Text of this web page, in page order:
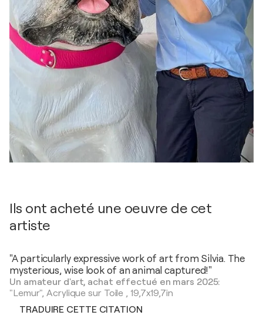
Ils ont acheté une oeuvre de cet
artiste
"A particularly expressive work of art from Silvia. The
mysterious, wise look of an animal captured!"
Un amateur d'art, achat effectué en mars 2025:
"Lemur",Acrylique sur Toile , 19,7x19,7in
TRADUIRE CETTE CITATION